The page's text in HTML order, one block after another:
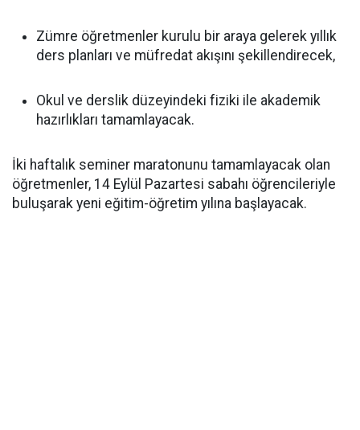
Zümre öğretmenler kurulu bir araya gelerek yıllık
ders planları ve müfredat akışını şekillendirecek,
Okul ve derslik düzeyindeki fiziki ile akademik
hazırlıkları tamamlayacak.
İki haftalık seminer maratonunu tamamlayacak olan
öğretmenler, 14 Eylül Pazartesi sabahı öğrencileriyle
buluşarak yeni eğitim-öğretim yılına başlayacak.